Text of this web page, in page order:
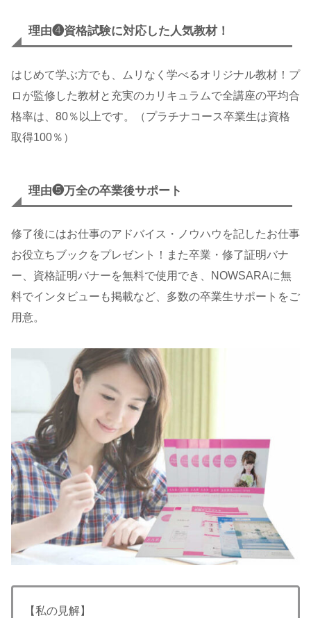
理由❹資格試験に対応した人気教材！
はじめて学ぶ方でも、ムリなく学べるオリジナル教材！プ
ロが監修した教材と充実のカリキュラムで全講座の平均合
格率は、80％以上です。（プラチナコース卒業生は資格
取得100％）
理由❺万全の卒業後サポート
修了後にはお仕事のアドバイス・ノウハウを記したお仕事
お役立ちブックをプレゼント！また卒業・修了証明バナ
ー、資格証明バナーを無料で使用でき、NOWSARAに無
料でインタビューも掲載など、多数の卒業生サポートをご
用意。
【私の見解】